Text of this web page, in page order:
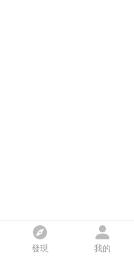
發現 我的